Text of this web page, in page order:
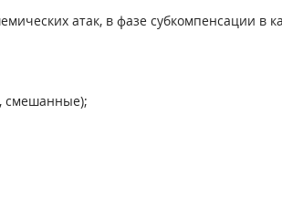
атак, в фазе субкомпенсации в
смешанные);